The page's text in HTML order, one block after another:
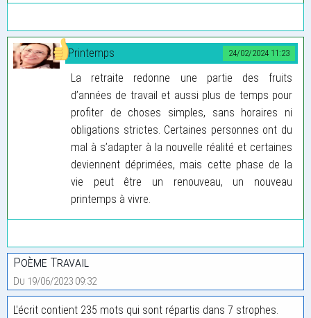
24/02/2024 11:23
Printemps
La retraite redonne une partie des fruits
d’années de travail et aussi plus de temps pour
profiter de choses simples, sans horaires ni
obligations strictes. Certaines personnes ont du
mal à s’adapter à la nouvelle réalité et certaines
deviennent déprimées, mais cette phase de la
vie peut être un renouveau, un nouveau
printemps à vivre.
Poème Travail
Du 19/06/2023 09:32
L'écrit contient 235 mots qui sont répartis dans 7 strophes.